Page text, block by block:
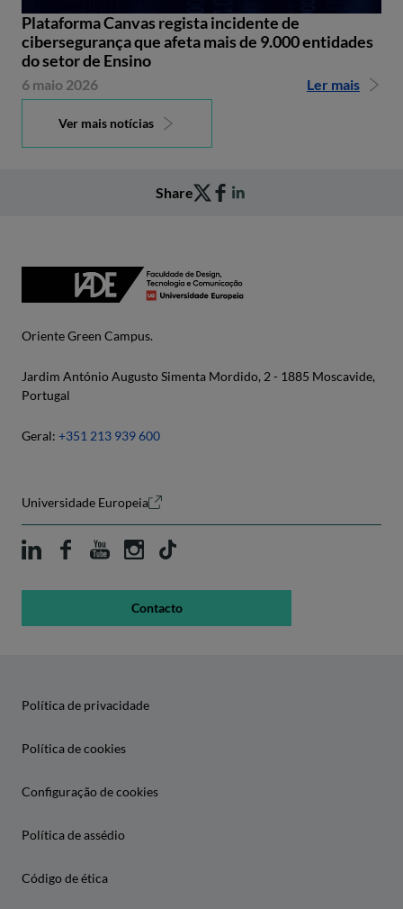
Plataforma Canvas regista incidente de
cibersegurança que afeta mais de 9.000 entidades
do setor de Ensino
6 maio 2026 Ler mais
Ver mais notícias
Share
Oriente Green Campus.
Jardim António Augusto Simenta Mordido, 2 - 1885 Moscavide,
Portugal
Geral: +351 213 939 600
Universidade Europeia
Contacto
Política de privacidade
Política de cookies
Configuração de cookies
Política de assédio
Código de ética